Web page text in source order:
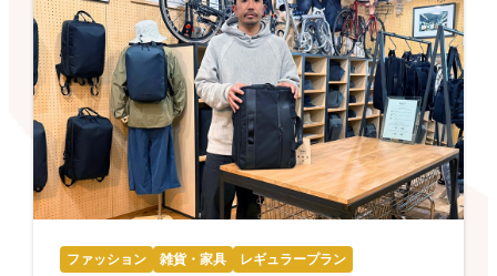
ファッション 雑貨・家具 レギュラープラン